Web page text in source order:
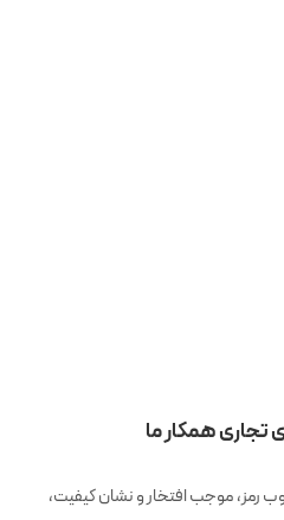
تجاری همکار ما
رمز، موجب افتخار و نشان کیفیت،